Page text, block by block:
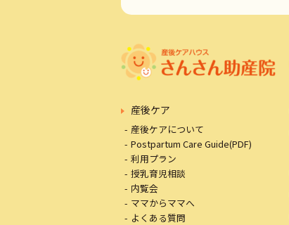
産後ケア
産後ケアについて
Postpartum Care Guide(PDF)
利用プラン
授乳育児相談
内覧会
ママからママへ
よくある質問